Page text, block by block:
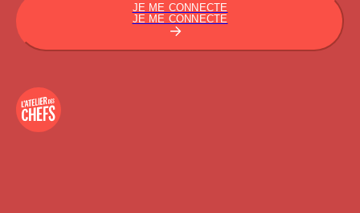
JE ME CONNECTE
JE ME CONNECTE